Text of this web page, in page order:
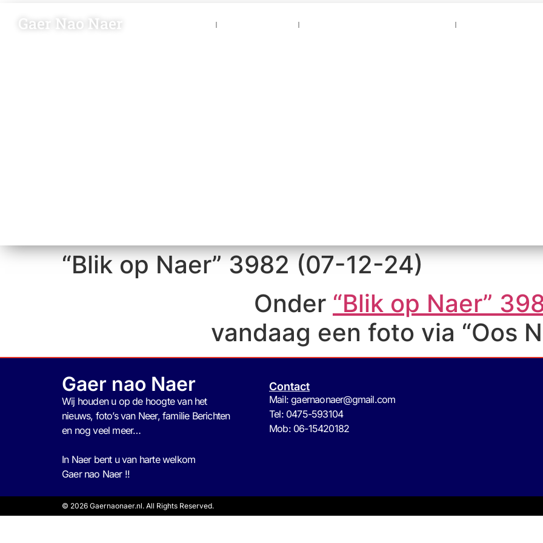
Gaer Nao Naer
“Blik op Naer” 3982 (07-12-24)
Onder “Blik op Naer”
vandaag een foto via “Oos
Gaer nao Naer
Wij houden u op de hoogte van het
nieuws, foto’s van Neer, familie Berichten
en nog veel meer…
In Naer bent u van harte welkom
Gaer nao Naer !!
Contact
Mail: gaernaonaer@gmail.com
Tel: 0475-593104
Mob: 06-15420182
© 2026 Gaernaonaer.nl. All Rights Reserved.